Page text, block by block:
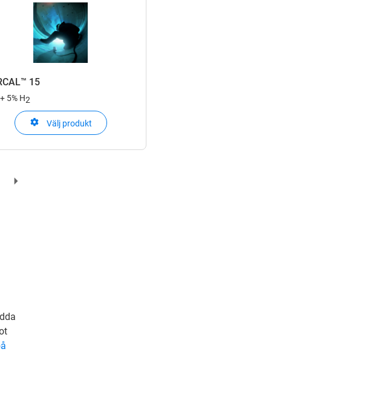
15
5% H2
Välj produkt
Next